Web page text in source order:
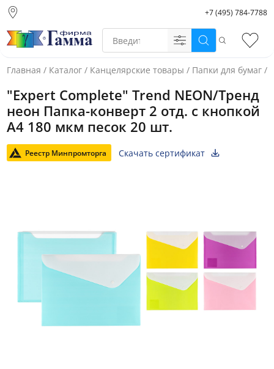
склад)
Санкт-Петербург
Екатеринбург
+7 (495) 784-7788
Поиск
Главная / Каталог / Канцелярские товары / Папки для бумаг /
"Expert Complete" Trend NEON/Тренд
неон Папка-конверт 2 отд. с кнопкой
A4 180 мкм песок 20 шт.
Реестр Минпромторга Скачать сертификат